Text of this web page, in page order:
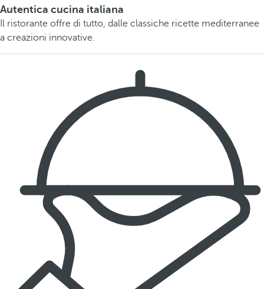
Autentica cucina italiana
Il ristorante offre di tutto, dalle classiche ricette mediterranee
a creazioni innovative.